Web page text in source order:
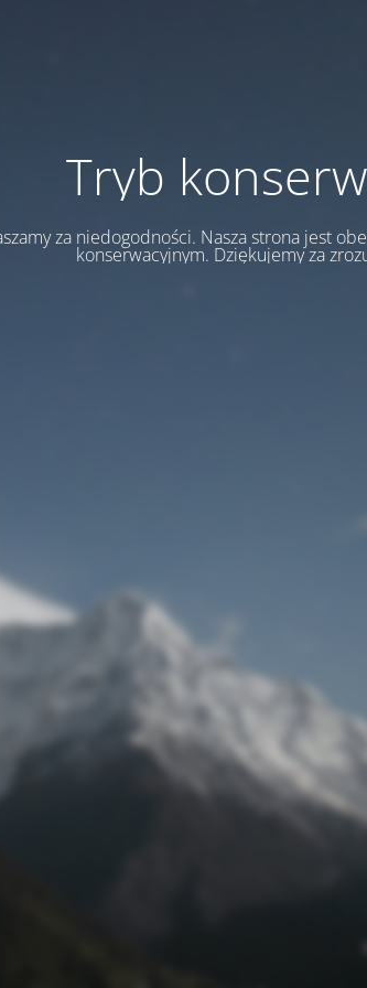
Tryb
za niedogodności. Nasza strona jest
konserwacyjnym. Dziękujemy za